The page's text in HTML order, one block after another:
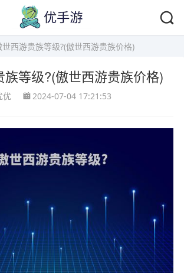
世西游贵族等级?(傲世西游贵族价格)
族等级?(傲世西游贵族价格)
优 2024-07-04 17:21:53